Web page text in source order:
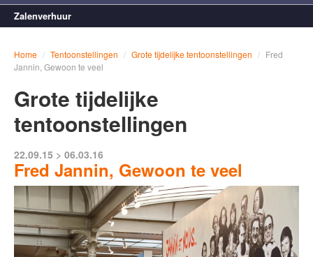
Zalenverhuur
Home / Tentoonstellingen / Grote tijdelijke tentoonstellingen / Fred
Jannin, Gewoon te veel
Grote tijdelijke
tentoonstellingen
22.09.15 > 06.03.16
Fred Jannin, Gewoon te veel